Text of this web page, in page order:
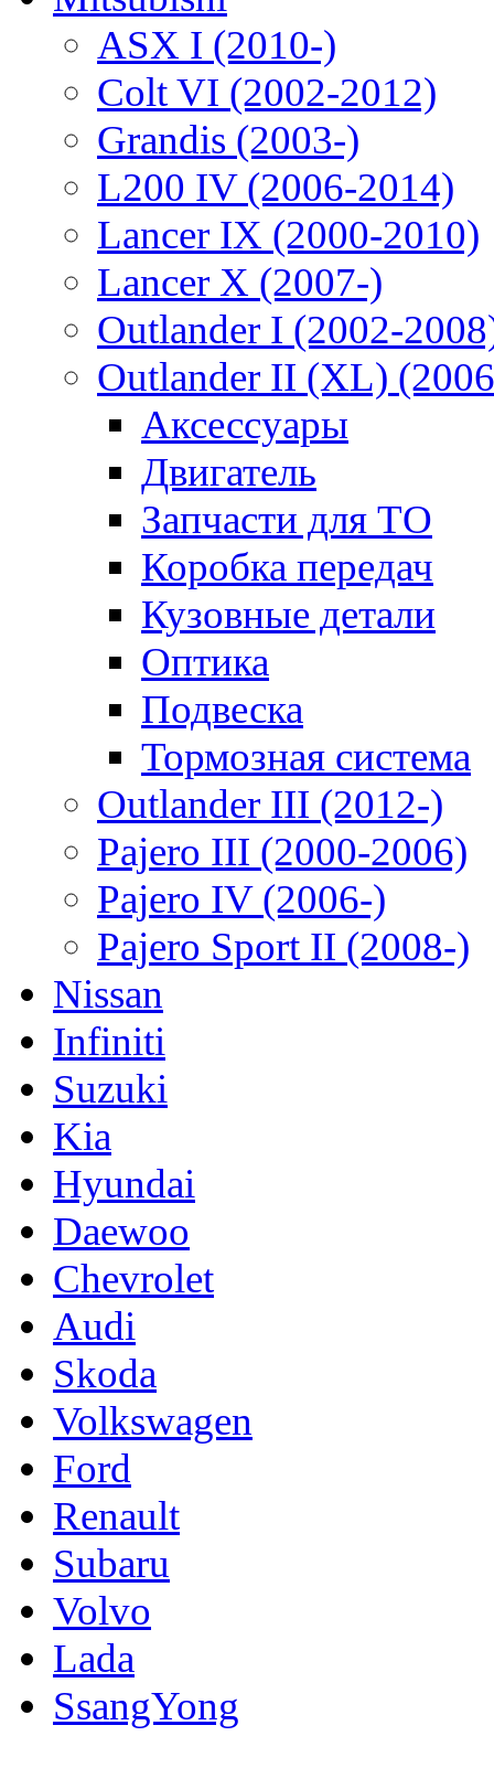
ASX I (2010-)
Colt VI (2002-2012)
Grandis (2003-)
L200 IV (2006-2014)
Lancer IX (2000-2010)
Lancer X (2007-)
Outlander I (2002-
Outlander II (XL)
Аксессуары
Двигатель
Запчасти для ТО
Коробка передач
Кузовные детали
Оптика
Подвеска
Тормозная система
Outlander III (2012-)
Pajero III (2000-2006)
Pajero IV (2006-)
Pajero Sport II (2008-)
Nissan
Infiniti
Suzuki
Kia
Hyundai
Daewoo
Chevrolet
Audi
Skoda
Volkswagen
Ford
Renault
Subaru
Volvo
Lada
SsangYong